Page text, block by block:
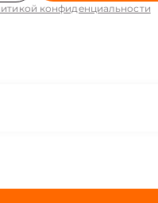
конфиденциальности